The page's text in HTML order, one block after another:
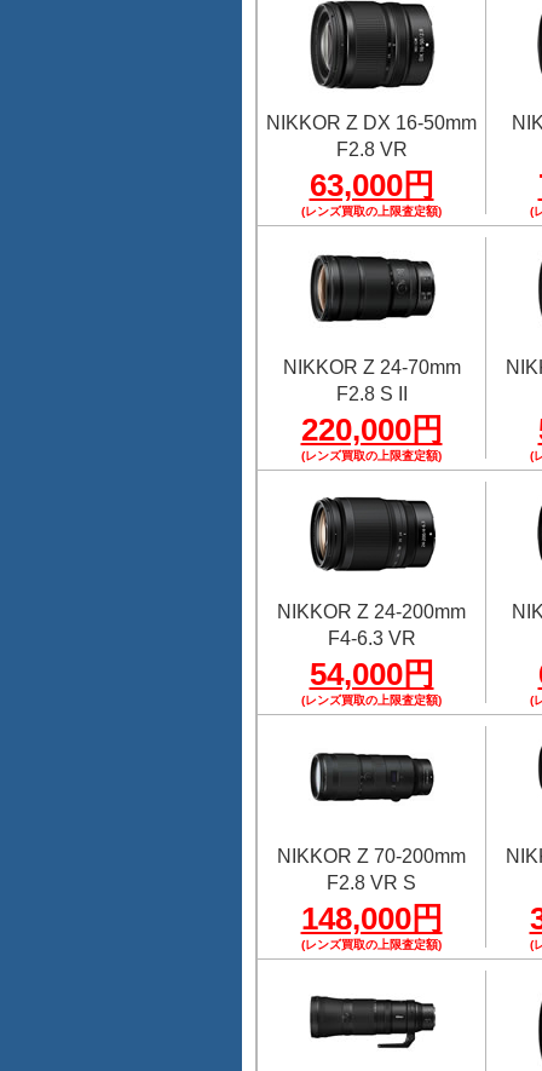
NIKKOR Z DX 16-50mm
F2.8 VR
63,000円
(レンズ買取の上限査定額) (
NIKKOR Z 24-70mm
F2.8 S II
220,000円
(レンズ買取の上限査定額) (
NIKKOR Z 24-200mm
F4-6.3 VR
54,000円
(レンズ買取の上限査定額) (
NIKKOR Z 70-200mm
F2.8 VR S
148,000円
(レンズ買取の上限査定額) (